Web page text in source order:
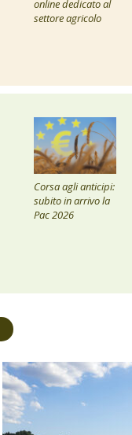
online dedicato al
settore agricolo
Corsa agli anticipi:
subito in arrivo la
Pac 2026